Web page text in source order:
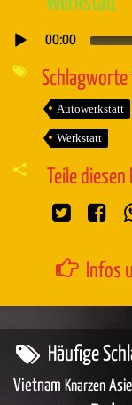
Audio-
00:00
Schlagworte
Autowerkstatt
Werkstatt
Teile
Infos
Häufige
Vietnam Knarzen